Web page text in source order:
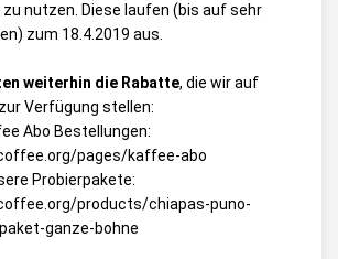
nutzen. Diese laufen (bis auf sehr
zum 18.4.2019 aus.
weiterhin die Rabatte, die wir auf
Verfügung stellen:
Abo Bestellungen:
pages/kaffee-abo
Probierpakete:
products/chiapas-puno-
ganze-bohne